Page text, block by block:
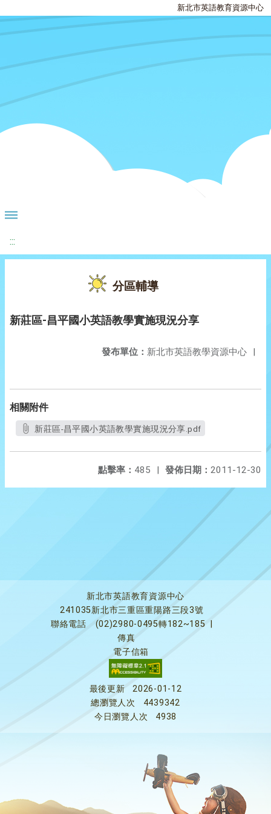
新北市英語教育資源中心
:::
分區輔導
新莊區-昌平國小英語教學實施現況分享
發布單位： 新北市英語教學資源中心 |
相關附件
新莊區-昌平國小英語教學實施現況分享.pdf
發佈日期： 2011-12-30
點擊率： 485 |
新北市英語教育資源中心
241035新北市三重區重陽路三段3號
聯絡電話
(02)2980-0495轉182~185
傳真
電子信箱
最後更新
2026-01-12
總瀏覽人次
4439342
今日瀏覽人次
4938